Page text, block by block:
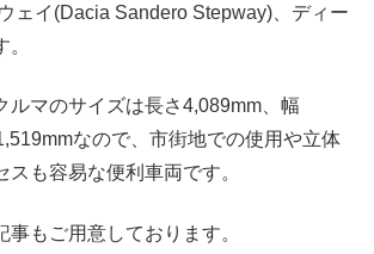
ェイ(Dacia Sandero Stepway)、ディー
ルマのサイズは長さ4,089mm、幅
なので、市街地での使用や立体
スも容易な便利車両です。
事もご用意しております。